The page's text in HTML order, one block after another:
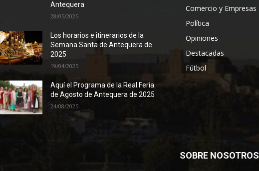
Antequera
28/05/2025
Los horarios e itinerarios de la
Semana Santa de Antequera de
2025
19/04/2025
Aquí el Programa de la Real Feria
de Agosto de Antequera de 2025
24/08/2025
Comercio y Empresas
Política
Opiniones
Destacadas
Fútbol
SOBRE NOSOTROS